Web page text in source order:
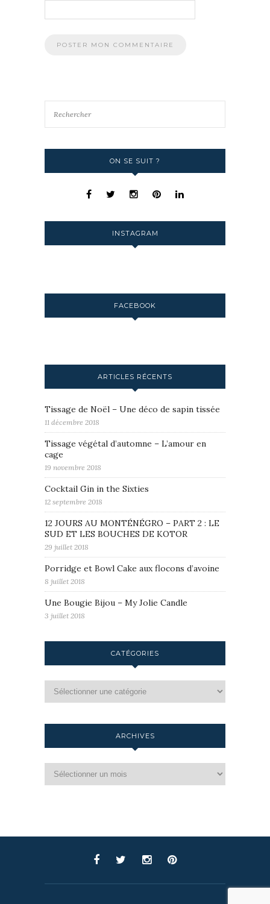
ON SE SUIT ?
INSTAGRAM
FACEBOOK
ARTICLES RÉCENTS
Tissage de Noël – Une déco de sapin tissée
11 décembre 2018
Tissage végétal d’automne – L’amour en
cage
19 novembre 2018
Cocktail Gin in the Sixties
12 septembre 2018
12 JOURS AU MONTÉNÉGRO – PART 2 : LE
SUD ET LES BOUCHES DE KOTOR
29 juillet 2018
Porridge et Bowl Cake aux flocons d’avoine
8 juillet 2018
Une Bougie Bijou – My Jolie Candle
3 juillet 2018
CATÉGORIES
ARCHIVES